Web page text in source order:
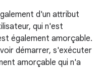
d'un attribut
qui n'est
également amorçable.
démarrer, s'exécuter
amorçable qui n'a